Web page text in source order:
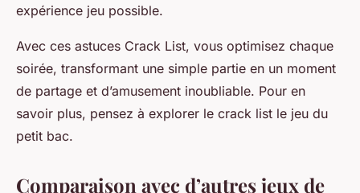
expérience jeu possible.
Avec ces astuces Crack List, vous optimisez chaque
soirée, transformant une simple partie en un moment
de partage et d’amusement inoubliable. Pour en
savoir plus, pensez à explorer le crack list le jeu du
petit bac.
Comparaison avec d’autres jeux de